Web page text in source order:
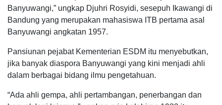
Banyuwangi,” ungkap Djuhri Rosyidi, sesepuh Ikawangi di
Bandung yang merupakan mahasiswa ITB pertama asal
Banyuwangi angkatan 1957.
Pansiunan pejabat Kementerian ESDM itu menyebutkan,
jika banyak diaspora Banyuwangi yang kini menjadi ahli
dalam berbagai bidang ilmu pengetahuan.
“Ada ahli gempa, ahli pertambangan, penerbangan dan